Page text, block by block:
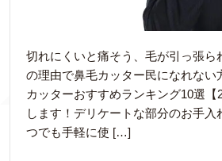
切れにくいと痛そう、毛が引っ張ら
の理由で鼻毛カッター民になれない
カッターおすすめランキング10選【
します！デリケートな部分のお手入
つでも手軽に使 […]